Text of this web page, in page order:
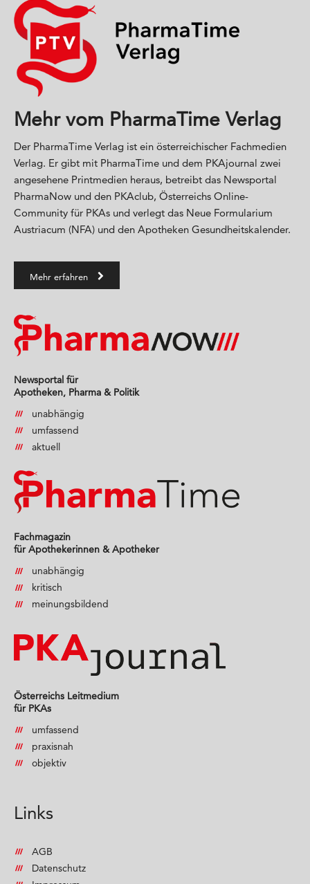
Mehr vom PharmaTime Verlag
Der PharmaTime Verlag ist ein österreichischer Fachmedien
Verlag. Er gibt mit PharmaTime und dem PKAjournal zwei
angesehene Printmedien heraus, betreibt das Newsportal
PharmaNow und den PKAclub, Österreichs Online-
Community für PKAs und verlegt das Neue Formularium
Austriacum (NFA) und den Apotheken Gesundheitskalender.
Mehr erfahren
Newsportal für
Apotheken, Pharma & Politik
unabhängig
umfassend
aktuell
Fachmagazin
für Apothekerinnen & Apotheker
unabhängig
kritisch
meinungsbildend
Österreichs Leitmedium
für PKAs
umfassend
praxisnah
objektiv
Links
AGB
Datenschutz